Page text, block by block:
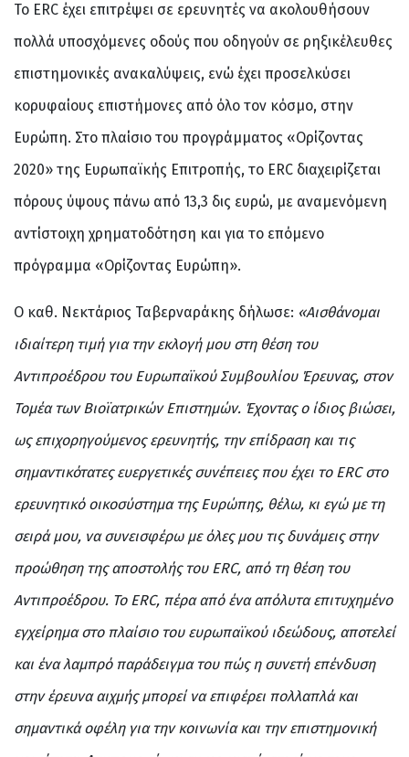
Το ERC έχει επιτρέψει σε ερευνητές να ακολουθήσουν
πολλά υποσχόμενες οδούς που οδηγούν σε ρηξικέλευθες
επιστημονικές ανακαλύψεις, ενώ έχει προσελκύσει
κορυφαίους επιστήμονες από όλο τον κόσμο, στην
Ευρώπη. Στο πλαίσιο του προγράμματος «Ορίζοντας
2020» της Ευρωπαϊκής Επιτροπής, το ERC διαχειρίζεται
πόρους ύψους πάνω από 13,3 δις ευρώ, με αναμενόμενη
αντίστοιχη χρηματοδότηση και για το επόμενο
πρόγραμμα «Ορίζοντας Ευρώπη».
Ο καθ. Νεκτάριος Ταβερναράκης δήλωσε: «Αισθάνομαι
ιδιαίτερη τιμή για την εκλογή μου στη θέση του
Αντιπροέδρου του Ευρωπαϊκού Συμβουλίου Έρευνας, στον
Τομέα των Βιοϊατρικών Επιστημών. Έχοντας ο ίδιος βιώσει,
ως επιχορηγούμενος ερευνητής, την επίδραση και τις
σημαντικότατες ευεργετικές συνέπειες που έχει το ERCστο
ερευνητικό οικοσύστημα της Ευρώπης, θέλω, κι εγώ με τη
σειρά μου, να συνεισφέρω με όλες μου τις δυνάμεις στην
προώθηση της αποστολής του ERC, από τη θέση του
Αντιπροέδρου. Το ERC, πέρα από ένα απόλυτα επιτυχημένο
εγχείρημα στο πλαίσιο του ευρωπαϊκού ιδεώδους, αποτελεί
και ένα λαμπρό παράδειγμα του πώς η συνετή επένδυση
στην έρευνα αιχμής μπορεί να επιφέρει πολλαπλά και
σημαντικά οφέλη για την κοινωνία και την επιστημονική